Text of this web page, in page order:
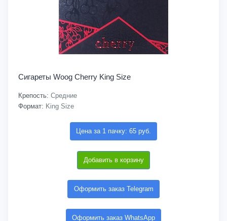
Сигареты Woog Cherry King Size
Крепость: Средние
Формат: King Size
Цена за 1 пачку: 65 руб.
Добавить в корзину
Оформить заказ Telegram
Оформить заказ WhatsApp